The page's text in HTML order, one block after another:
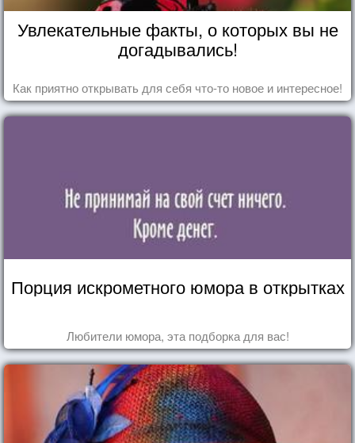
Увлекательные факты, о которых вы не
догадывались!
Как приятно открывать для себя что-то новое и интересное!
Порция искрометного юмора в открытках
Любители юмора, эта подборка для вас!